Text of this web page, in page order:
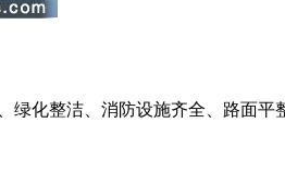
化整洁、消防设施齐全、路面平